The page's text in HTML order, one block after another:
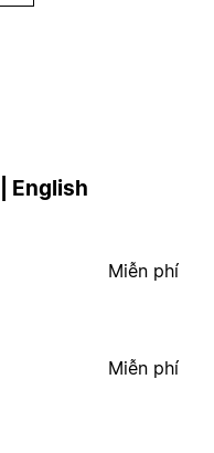
English
Miễn phí
Miễn phí